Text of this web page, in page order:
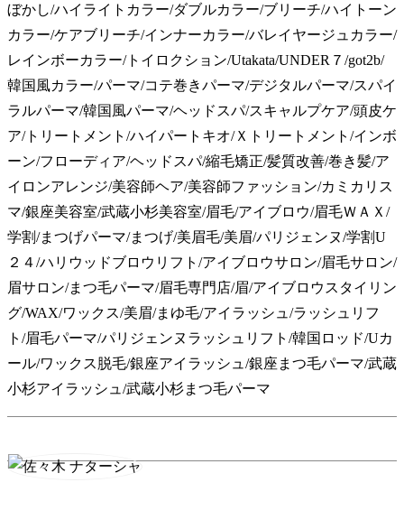
ぼかし/ハイライトカラー/ダブルカラー/ブリーチ/ハイトーン
カラー/ケアブリーチ/インナーカラー/バレイヤージュカラー/
レインボーカラー/トイロクション/Utakata/UNDER７/got2b/
韓国風カラー/パーマ/コテ巻きパーマ/デジタルパーマ/スパイ
ラルパーマ/韓国風パーマ/ヘッドスパ/スキャルプケア/頭皮ケ
ア/トリートメント/ハイパートキオ/Ｘトリートメント/インボ
ーン/フローディア/ヘッドスパ/縮毛矯正/髪質改善/巻き髪/ア
イロンアレンジ/美容師ヘア/美容師ファッション/カミカリス
マ/銀座美容室/武蔵小杉美容室/眉毛/アイブロウ/眉毛ＷＡＸ/
学割/まつげパーマ/まつげ/美眉毛/美眉/パリジェンヌ/学割U
２４/ハリウッドブロウリフト/アイブロウサロン/眉毛サロン/
眉サロン/まつ毛パーマ/眉毛専門店/眉/アイブロウスタイリン
グ/WAX/ワックス/美眉/まゆ毛/アイラッシュ/ラッシュリフ
ト/眉毛パーマ/パリジェンヌラッシュリフト/韓国ロッド/Uカ
ール/ワックス脱毛/銀座アイラッシュ/銀座まつ毛パーマ/武蔵
小杉アイラッシュ/武蔵小杉まつ毛パーマ